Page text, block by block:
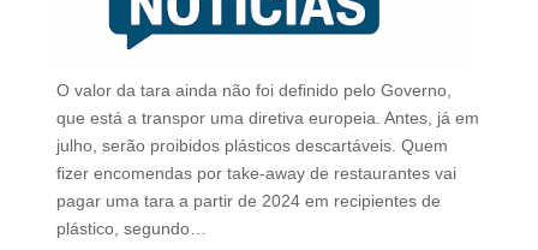
O valor da tara ainda não foi definido pelo Governo,
que está a transpor uma diretiva europeia. Antes, já em
julho, serão proibidos plásticos descartáveis. Quem
fizer encomendas por take-away de restaurantes vai
pagar uma tara a partir de 2024 em recipientes de
plástico, segundo…